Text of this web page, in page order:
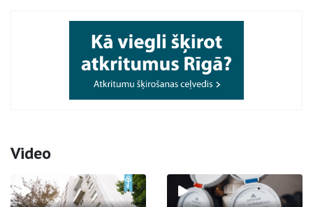
Video